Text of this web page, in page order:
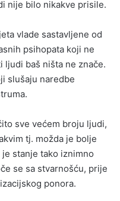
nije bilo nikakve prisile.
vlade sastavljene od
psihopata koji ne
ljudi baš ništa ne znače.
slušaju naredbe
sve većem broju ljudi,
tj. možda je bolje
stanje tako iznimno
se sa stvarnošću, prije
ponora.